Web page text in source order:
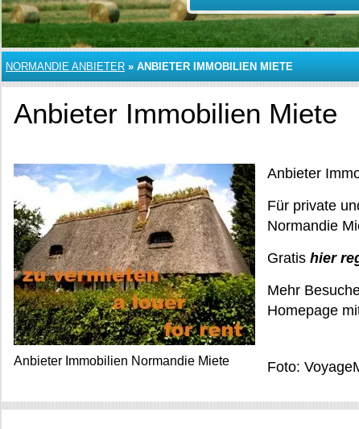
NORMANDIE ANBIETER » ANBIETER IMMOBILIEN MIETE
Anbieter Immobilien Miete
Anbieter Immobilien Normandie Miete
Anbieter
Für private
Normandie
Gratis hier
Mehr
Homepage
Foto: